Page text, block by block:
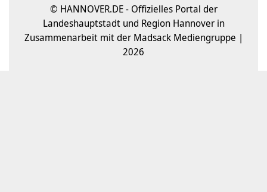
© HANNOVER.DE - Offizielles Portal der
Landeshauptstadt und Region Hannover in
Zusammenarbeit mit der Madsack Mediengruppe |
2026